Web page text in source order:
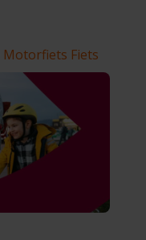
Motorfiets Fiets